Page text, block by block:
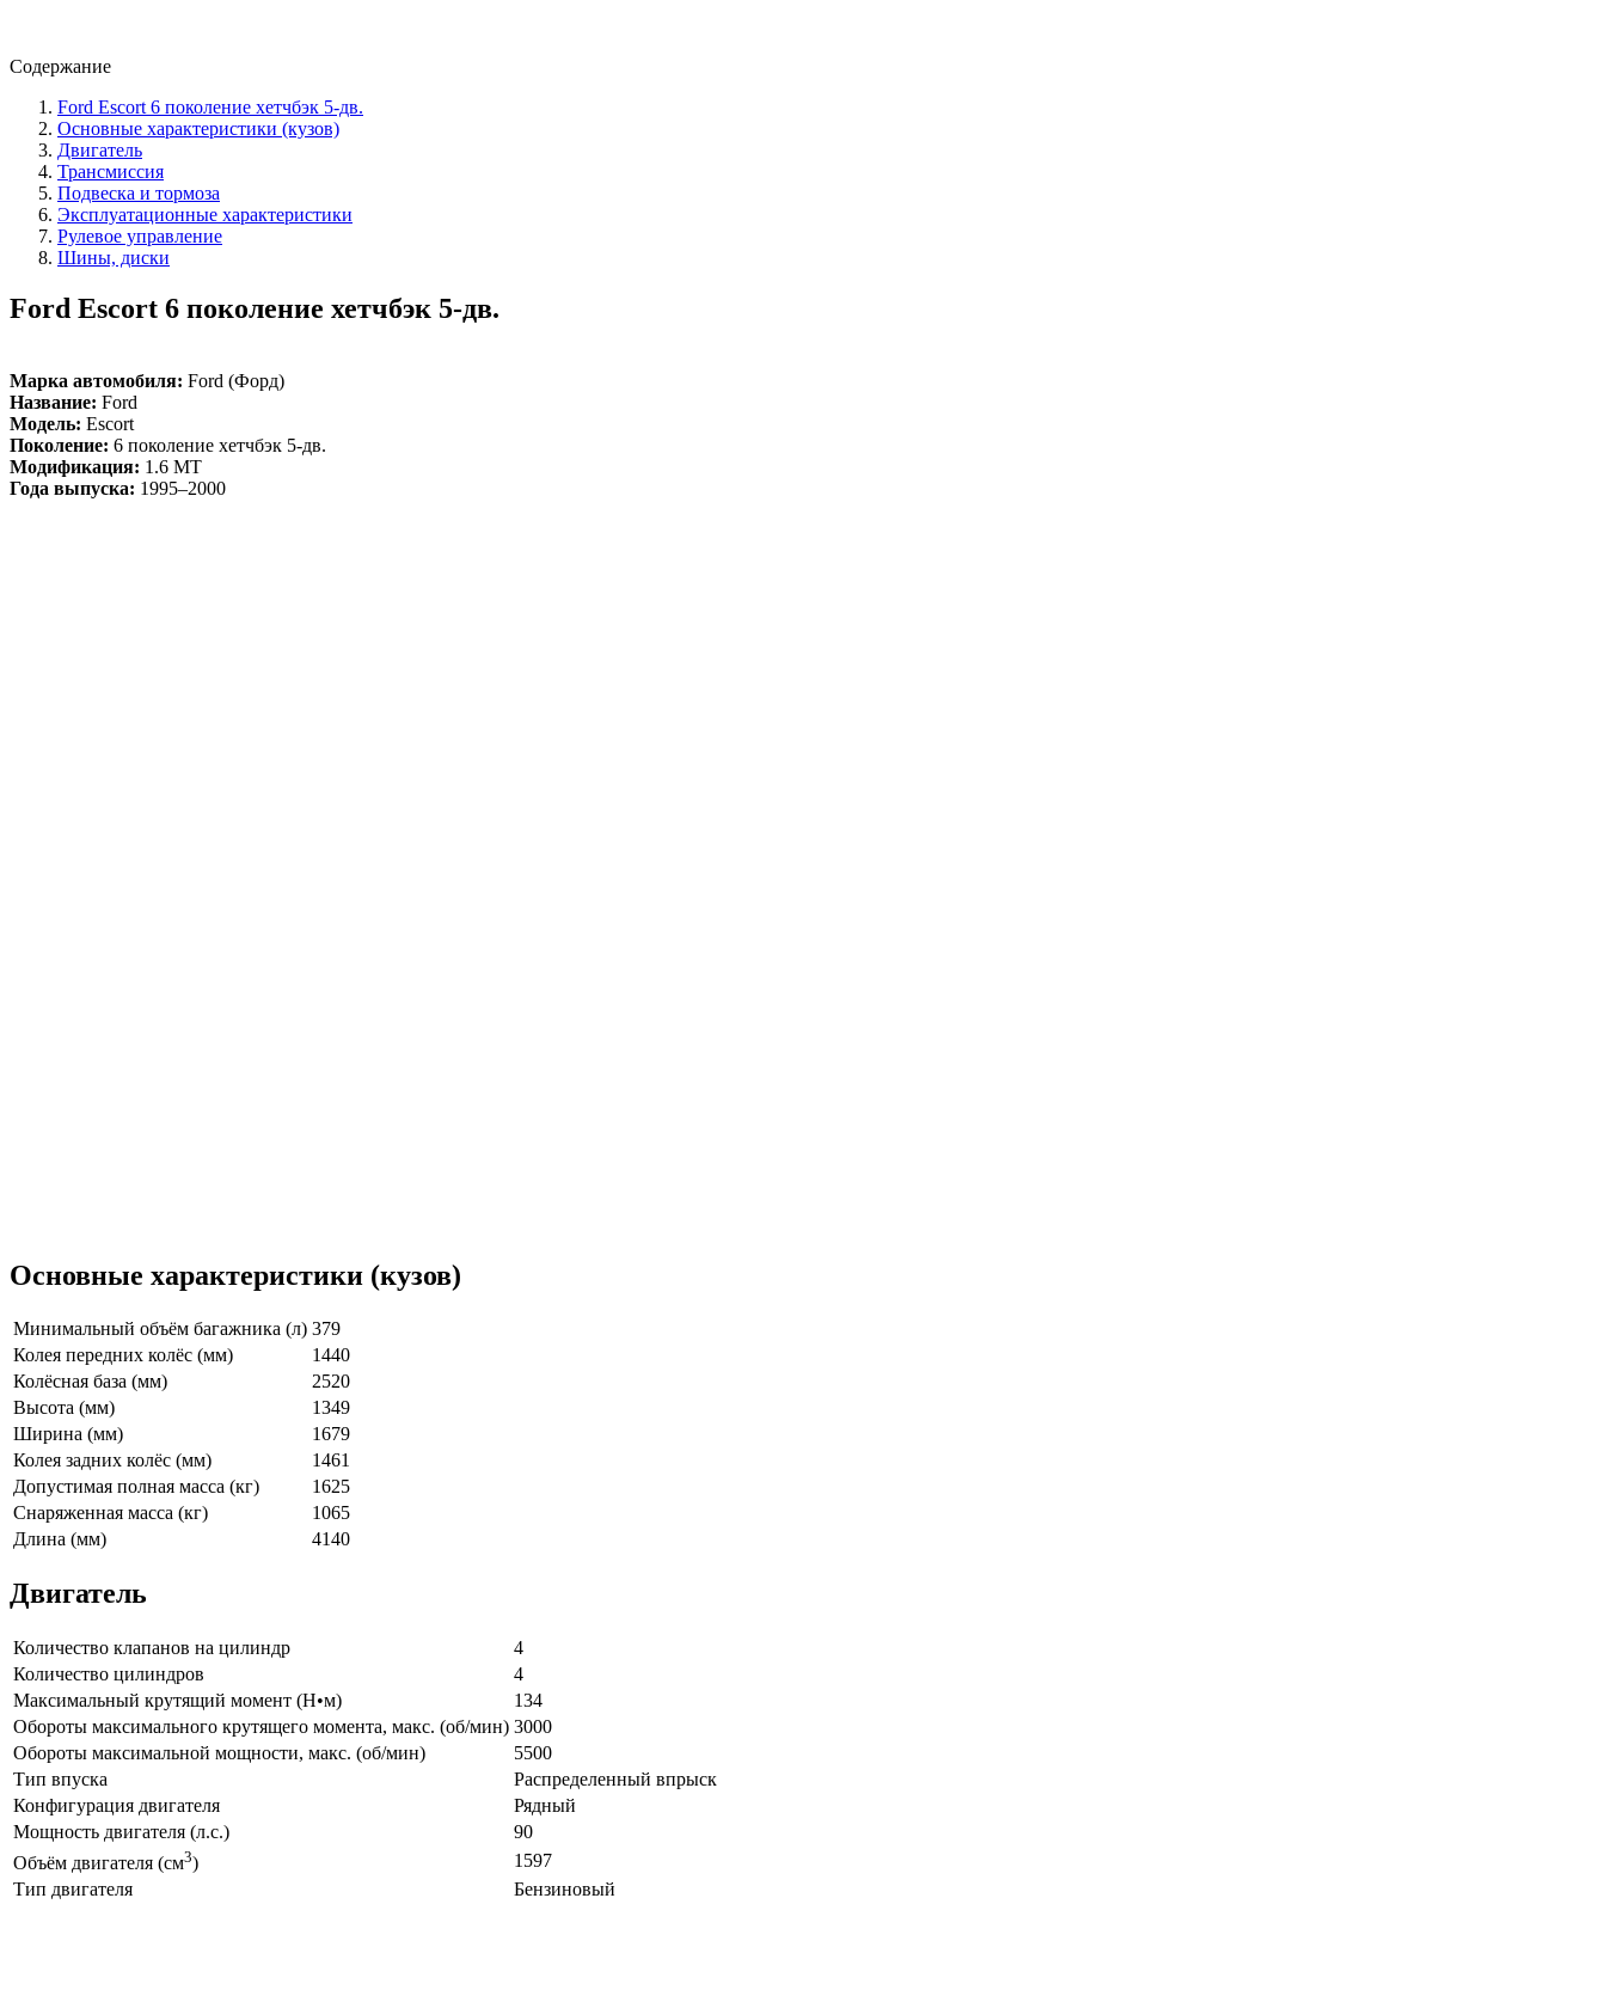
Содержание
Ford Escort 6 поколение хетчбэк 5-дв.
Основные характеристики (кузов)
Двигатель
Трансмиссия
Подвеска и тормоза
Эксплуатационные характеристики
Рулевое управление
Шины, диски
Ford Escort 6 поколение хетчбэк 5-дв.
Марка автомобиля: Ford (Форд)
Название: Ford
Модель: Escort
Поколение: 6 поколение хетчбэк 5-дв.
Модификация: 1.6 MT
Года выпуска: 1995–2000
Основные характеристики (кузов)
Минимальный объём багажника (л) 379
Колея передних колёс (мм)
1440
Колёсная база (мм)
2520
Высота (мм)
1349
Ширина (мм)
1679
Колея задних колёс (мм)
1461
Допустимая полная масса (кг)
1625
Снаряженная масса (кг)
1065
Длина (мм)
4140
Двигатель
Количество клапанов на цилиндр
4
Количество цилиндров
4
Максимальный крутящий момент (Н•м)
134
Обороты максимального крутящего момента, макс. (об/мин) 3000
Обороты максимальной мощности, макс. (об/мин)
5500
Тип впуска
Распределенный впрыск
Конфигурация двигателя
Рядный
Мощность двигателя (л.с.)
90
Объём двигателя (см3)
1597
Тип двигателя
Бензиновый